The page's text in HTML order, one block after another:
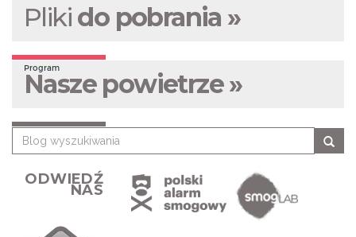
Pliki do pobrania »
Program
Nasze powietrze »
ODWIEDŹ
NAS